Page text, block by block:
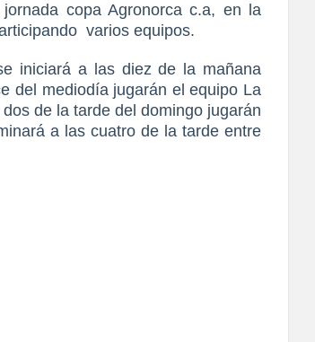
copa Agronorca c.a, en la
varios equipos.
iniciará a las diez de la mañana
del mediodía jugarán el equipo La
de la tarde del domingo jugarán
a las cuatro de la tarde entre